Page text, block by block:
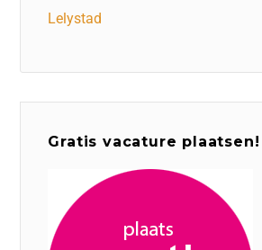
Lelystad
Gratis vacature plaatsen!